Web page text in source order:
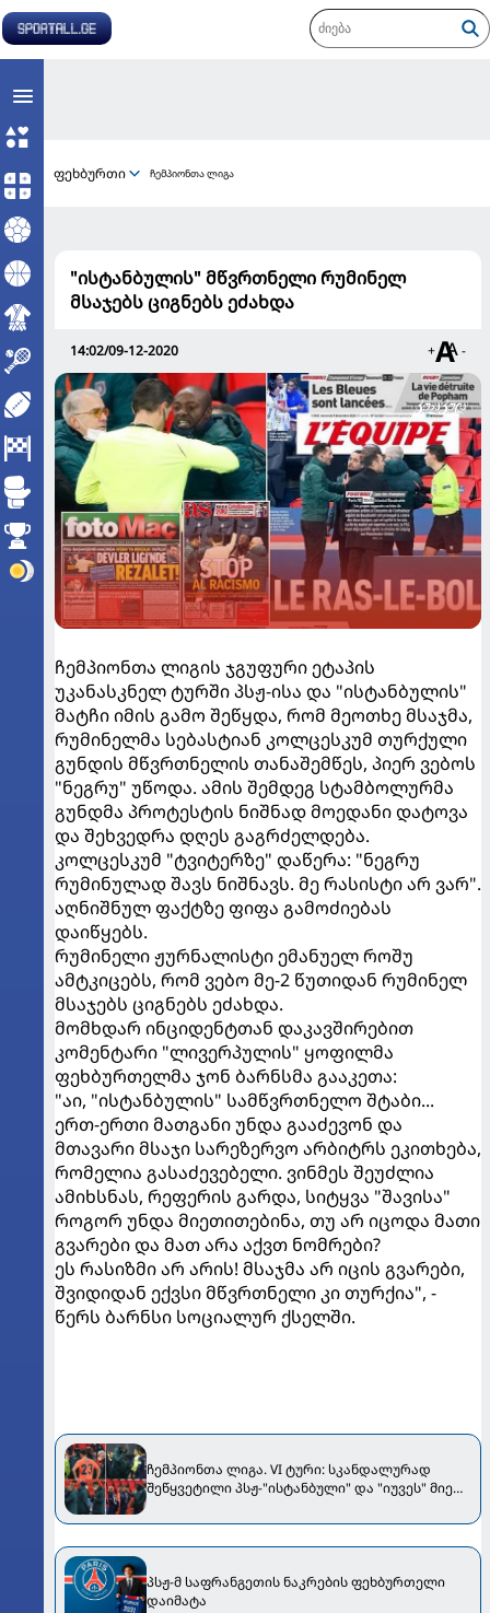
ფეხბურთი ჩემპიონთა ლიგა
"ისტანბულის" მწვრთნელი რუმინელ
მსაჯებს ციგნებს ეძახდა
14:02/09-12-2020 + -
ჩემპიონთა ლიგის ჯგუფური ეტაპის
უკანასკნელ ტურში პსჟ-ისა და "ისტანბულის"
მატჩი იმის გამო შეწყდა, რომ მეოთხე მსაჯმა,
რუმინელმა სებასტიან კოლცესკუმ თურქული
გუნდის მწვრთნელის თანაშემწეს, პიერ ვებოს
"ნეგრუ" უწოდა. ამის შემდეგ სტამბოლურმა
გუნდმა პროტესტის ნიშნად მოედანი დატოვა
და შეხვედრა დღეს გაგრძელდება.
კოლცესკუმ "ტვიტერზე" დაწერა: "ნეგრუ
რუმინულად შავს ნიშნავს. მე რასისტი არ ვარ".
აღნიშნულ ფაქტზე ფიფა გამოძიებას
დაიწყებს.
რუმინელი ჟურნალისტი ემანუელ როშუ
ამტკიცებს, რომ ვებო მე-2 წუთიდან რუმინელ
მსაჯებს ციგნებს ეძახდა.
მომხდარ ინციდენტთან დაკავშირებით
კომენტარი "ლივერპულის" ყოფილმა
ფეხბურთელმა ჯონ ბარნსმა გააკეთა:
"აი, "ისტანბულის" სამწვრთნელო შტაბი...
ერთ-ერთი მათგანი უნდა გააძევონ და
მთავარი მსაჯი სარეზერვო არბიტრს ეკითხება,
რომელია გასაძევებელი. ვინმეს შეუძლია
ამიხსნას, რეფერის გარდა, სიტყვა "შავისა"
როგორ უნდა მიეთითებინა, თუ არ იცოდა მათი
გვარები და მათ არა აქვთ ნომრები?
ეს რასიზმი არ არის! მსაჯმა არ იცის გვარები,
შვიდიდან ექვსი მწვრთნელი კი თურქია", -
წერს ბარნსი სოციალურ ქსელში.
ჩემპიონთა ლიგა. VI ტური: სკანდალურად
შეწყვეტილი პსჟ-"ისტანბული" და "იუვეს" მიერ
პსჟ-მ საფრანგეთის ნაკრების ფეხბურთელი
დაიმატა